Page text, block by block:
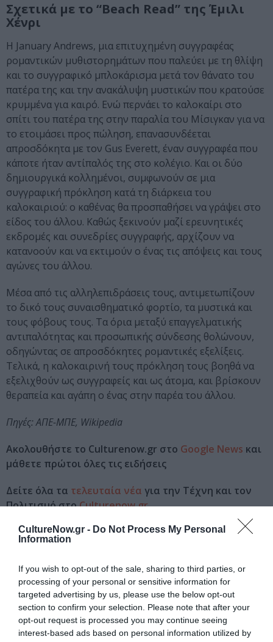
CultureNow.gr - Do Not Process My Personal
Information
If you wish to opt-out of the sale, sharing to third parties, or
processing of your personal or sensitive information for
targeted advertising by us, please use the below opt-out
section to confirm your selection. Please note that after your
opt-out request is processed you may continue seeing
interest-based ads based on personal information utilized by
Σχετικά με το “Beach Read” της Έμιλι
Χένρι
Η January Andrews, μια επιτυχημένη συγγραφέας
ρομαντικών μυθιστορημάτων που παλεύει με τη θλίψη
και το συγγραφικό μπλοκάρισμα μετά τον θάνατο του
πατέρα της και την ανακάλυψη μυστικών που κρατούσε
κρυμμένα για καιρό. Ενώ περνάει το καλοκαίρι στο
σπίτι του πατέρα της στην παραλία του Μίσιγκαν για να
το ετοιμάσει προς πώληση, επανασυνδέεται
απροσδόκητα με τον Gus Everett, έναν συγγραφέα που
κάποτε ήταν αντίπαλός της στο κολέγιο. Και οι δύο
δημιουργικά κολλημένοι, συμφωνούν σε μια
συγγραφική πρόκληση κατά τη διάρκεια του
καλοκαιριού: ο καθένας θα προσπαθήσει να γράψει στο
είδος του άλλου. Καθώς ξεκινούν μαζί ερευνητικές
εκδρομές και συνεδρίες συγγραφής, αρχίζουν να
κατανοούν και να εκτιμούν ο ένας τις απόψεις και τους
αγώνες του άλλου.
Μέσα από τις αλληλεπιδράσεις τους, αντιμετωπίζουν
το δικό τους συναισθηματικό φορτίο, τα μυστικά και
τους φόβους τους. Τα όρια μεταξύ επαγγελματικής
αντιπαλότητας και προσωπικής σύνδεσης θολώνουν,
οδηγώντας σε απροσδόκητες ρομαντικές εξελίξεις.
Τελικά, η καλοκαιρινή τους πρόκληση τους βοηθά να
εξελιχθούν ως συγγραφείς και ως άτομα, και βρίσκουν
θεραπεία και αγάπη ο ένας στην παρέα του άλλου.
Πηγές: ΑΠΕ-ΜΠΕ, Wikipedia
Ακολουθήστε το Culturenow.gr στο Google News και
μάθετε πρώτοι όλες τις ειδήσεις
Δείτε όλα τα τελευταία νέα για την Τέχνη και τον
Πολιτισμό στοCulturenow.gr
Νέοι Διαγωνισμοί❯
Tags
ΞΕΝΕΣ ΤΑΙΝΙΕΣ
Newsletter